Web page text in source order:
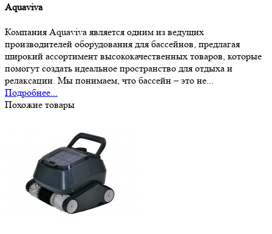
Aquaviva
Компания Aquaviva является одним из ведущих
производителей оборудования для бассейнов, предлагая
широкий ассортимент высококачественных товаров, которые
помогут создать идеальное пространство для отдыха и
релаксации. Мы понимаем, что бассейн – это не...
Подробнее...
Похожие товары